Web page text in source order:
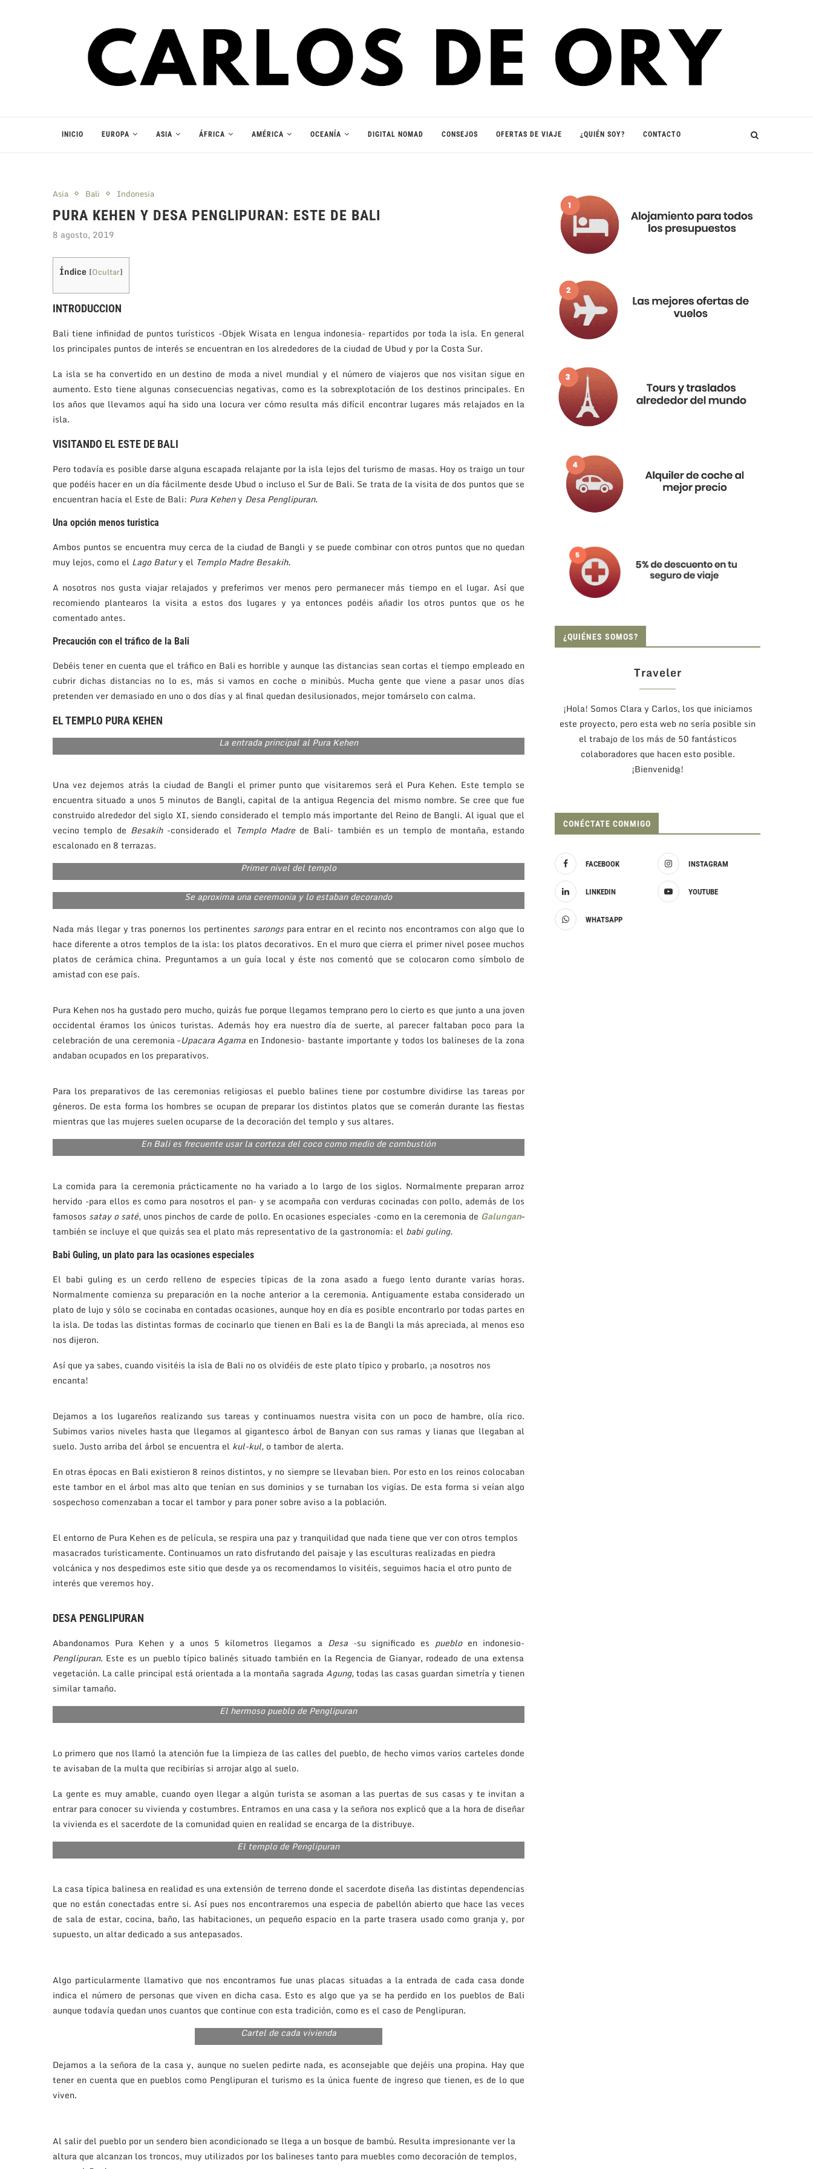
INICIO EUROPA ASIA ÁFRICA AMÉRICA OCEANÍA DIGITAL NOMAD CONSEJOS OFERTAS DE VIAJE ¿QUIÉN SOY? CONTACTO
Asia Bali Indonesia
PURA KEHEN Y DESA PENGLIPURAN: ESTE DE BALI
8 agosto, 2019
Índice [Ocultar]
INTRODUCCION
Bali tiene infinidad de puntos turísticos -Objek Wisata en lengua indonesia- repartidos por toda la isla. En general
los principales puntos de interés se encuentran en los alrededores de la ciudad de Ubud y por la Costa Sur.
La isla se ha convertido en un destino de moda a nivel mundial y el número de viajeros que nos visitan sigue en
aumento. Esto tiene algunas consecuencias negativas, como es la sobrexplotación de los destinos principales. En
los años que llevamos aquí ha sido una locura ver cómo resulta más difícil encontrar lugares más relajados en la
isla.
VISITANDO EL ESTE DE BALI
Pero todavía es posible darse alguna escapada relajante por la isla lejos del turismo de masas. Hoy os traigo un tour
que podéis hacer en un día fácilmente desde Ubud o incluso el Sur de Bali. Se trata de la visita de dos puntos que se
encuentran hacia el Este de Bali: Pura Keheny Desa Penglipuran.
Una opción menos turistica
Ambos puntos se encuentra muy cerca de la ciudad de Bangli y se puede combinar con otros puntos que no quedan
muy lejos, como el Lago Batury el Templo Madre Besakih.
A nosotros nos gusta viajar relajados y preferimos ver menos pero permanecer más tiempo en el lugar. Así que
recomiendo plantearos la visita a estos dos lugares y ya entonces podéis añadir los otros puntos que os he
comentado antes.
Precaución con el tráfico de la Bali
Debéis tener en cuenta que el tráfico en Bali es horrible y aunque las distancias sean cortas el tiempo empleado en
cubrir dichas distancias no lo es, más si vamos en coche o minibús. Mucha gente que viene a pasar unos días
pretenden ver demasiado en uno o dos días y al final quedan desilusionados, mejor tomárselo con calma.
EL TEMPLO PURA KEHEN
La entrada principal al Pura Kehen
Una vez dejemos atrás la ciudad de Bangli el primer punto que visitaremos será el Pura Kehen. Este templo se
encuentra situado a unos 5 minutos de Bangli, capital de la antigua Regencia del mismo nombre. Se cree que fue
construido alrededor del siglo XI, siendo considerado el templo más importante del Reino de Bangli. Al igual que el
vecino templo de Besakih-considerado el Templo Madrede Bali- también es un templo de montaña, estando
escalonado en 8 terrazas.
Primer nivel del templo
Se aproxima una ceremonia y lo estaban decorando
Nada más llegar y tras ponernos los pertinentes sarongspara entrar en el recinto nos encontramos con algo que lo
hace diferente a otros templos de la isla: los platos decorativos. En el muro que cierra el primer nivel posee muchos
platos de cerámica china. Preguntamos a un guía local y éste nos comentó que se colocaron como símbolo de
amistad con ese país.
Pura Kehen nos ha gustado pero mucho, quizás fue porque llegamos temprano pero lo cierto es que junto a una joven
occidental éramos los únicos turistas. Además hoy era nuestro día de suerte, al parecer faltaban poco para la
celebración de una ceremonia –Upacara Agama en Indonesio- bastante importante y todos los balineses de la zona
andaban ocupados en los preparativos.
Para los preparativos de las ceremonias religiosas el pueblo balines tiene por costumbre dividirse las tareas por
géneros. De esta forma los hombres se ocupan de preparar los distintos platos que se comerán durante las fiestas
mientras que las mujeres suelen ocuparse de la decoración del templo y sus altares.
En Bali es frecuente usar la corteza del coco como medio de combustión
La comida para la ceremonia prácticamente no ha variado a lo largo de los siglos. Normalmente preparan arroz
hervido -para ellos es como para nosotros el pan- y se acompaña con verduras cocinadas con pollo, además de los
famosos satay o saté, unos pinchos de carde de pollo. En ocasiones especiales -como en la ceremonia de Galungan–
también se incluye el que quizás sea el plato más representativo de la gastronomía: el babi guling.
Babi Guling, un plato para las ocasiones especiales
El babi guling es un cerdo relleno de especies típicas de la zona asado a fuego lento durante varias horas.
Normalmente comienza su preparación en la noche anterior a la ceremonia. Antiguamente estaba considerado un
plato de lujo y sólo se cocinaba en contadas ocasiones, aunque hoy en día es posible encontrarlo por todas partes en
la isla. De todas las distintas formas de cocinarlo que tienen en Bali es la de Bangli la más apreciada, al menos eso
nos dijeron.
Así que ya sabes, cuando visitéis la isla de Bali no os olvidéis de este plato típico y probarlo, ¡a nosotros nos
encanta!
Dejamos a los lugareños realizando sus tareas y continuamos nuestra visita con un poco de hambre, olía rico.
Subimos varios niveles hasta que llegamos al gigantesco árbol de Banyan con sus ramas y lianas que llegaban al
suelo. Justo arriba del árbol se encuentra el kul-kul, o tambor de alerta.
En otras épocas en Bali existieron 8 reinos distintos, y no siempre se llevaban bien. Por esto en los reinos colocaban
este tambor en el árbol mas alto que tenían en sus dominios y se turnaban los vigías. De esta forma si veían algo
sospechoso comenzaban a tocar el tambor y para poner sobre aviso a la población.
El entorno de Pura Kehen es de película, se respira una paz y tranquilidad que nada tiene que ver con otros templos
masacrados turísticamente. Continuamos un rato disfrutando del paisaje y las esculturas realizadas en piedra
volcánica y nos despedimos este sitio que desde ya os recomendamos lo visitéis, seguimos hacia el otro punto de
interés que veremos hoy.
DESA PENGLIPURAN
Abandonamos Pura Kehen y a unos 5 kilometros llegamos a Desa-su significado es puebloen indonesio-
Penglipuran. Este es un pueblo típico balinés situado también en la Regencia de Gianyar, rodeado de una extensa
vegetación. La calle principal está orientada a la montaña sagradaAgung,todas las casas guardan simetría y tienen
similar tamaño.
El hermoso pueblo de Penglipuran
Lo primero que nos llamó la atención fue la limpieza de las calles del pueblo, de hecho vimos varios carteles donde
te avisaban de la multa que recibirías si arrojar algo al suelo.
La gente es muy amable, cuando oyen llegar a algún turista se asoman a las puertas de sus casas y te invitan a
entrar para conocer su vivienda y costumbres. Entramos en una casa y la señora nos explicó que a la hora de diseñar
la vivienda es el sacerdote de la comunidad quien en realidad se encarga de la distribuye.
El templo de Penglipuran
La casa típica balinesa en realidad es una extensión de terreno donde el sacerdote diseña las distintas dependencias
que no están conectadas entre si. Así pues nos encontraremos una especia de pabellón abierto que hace las veces
de sala de estar, cocina, baño, las habitaciones, un pequeño espacio en la parte trasera usado como granja y, por
supuesto, un altar dedicado a sus antepasados.
Algo particularmente llamativo que nos encontramos fue unas placas situadas a la entrada de cada casa donde
indica el número de personas que viven en dicha casa. Esto es algo que ya se ha perdido en los pueblos de Bali
aunque todavía quedan unos cuantos que continue con esta tradición, como es el caso de Penglipuran.
Cartel de cada vivienda
Dejamos a la señora de la casa y, aunque no suelen pedirte nada, es aconsejable que dejéis una propina. Hay que
tener en cuenta que en pueblos como Penglipuran el turismo es la única fuente de ingreso que tienen, es de lo que
viven.
Al salir del pueblo por un sendero bien acondicionado se llega a un bosque de bambú. Resulta impresionante ver la
altura que alcanzan los troncos, muy utilizados por los balineses tanto para muebles como decoración de templos,
¿QUIÉNES SOMOS?
Traveler
¡Hola! Somos Clara y Carlos, los que iniciamos
este proyecto, pero esta web no sería posible sin
el trabajo de los más de 50 fantásticos
colaboradores que hacen esto posible.
¡Bienvenid@!
CONÉCTATE CONMIGO
FACEBOOK INSTAGRAM
LINKEDIN YOUTUBE
WHATSAPP